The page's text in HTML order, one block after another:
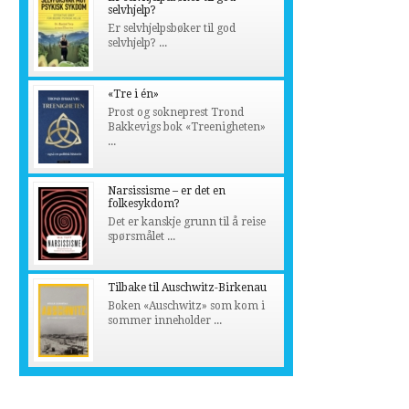
selvhjelp?
Er selvhjelpsbøker til god
selvhjelp? ...
«Tre i én»
Prost og sokneprest Trond
Bakkevigs bok «Treenigheten»
...
Narsissisme – er det en
folkesykdom?
Det er kanskje grunn til å reise
spørsmålet ...
Tilbake til Auschwitz-Birkenau
Boken «Auschwitz» som kom i
sommer inneholder ...